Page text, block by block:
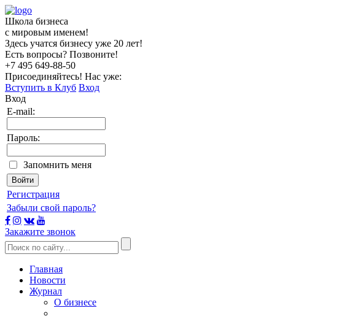
Школа бизнеса
с мировым именем!
Здесь учатся бизнесу уже 20 лет!
Есть вопросы? Позвоните!
+7 495 649-88-50
Присоединяйтесь! Нас уже:
Вступить в Клуб Вход
Вход
E-mail:
Пароль:
Запомнить меня
Регистрация
Забыли свой пароль?
Закажите звонок
Главная
Новости
Журнал
О бизнесе